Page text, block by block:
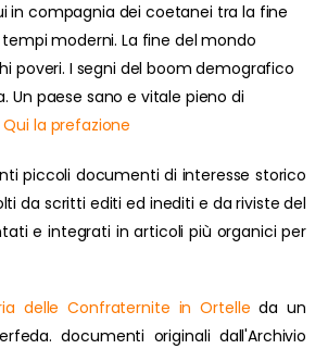
in compagnia dei coetanei tra la fine
moderni. La fine del mondo
poveri. I segni del boom demografico
Un paese sano e vitale pieno di
Qui la prefazione
piccoli documenti di interesse storico
da scritti editi ed inediti e da riviste del
e integrati in articoli più organici per
delle Confraternite in Ortelle da un
documenti originali dall'Archivio